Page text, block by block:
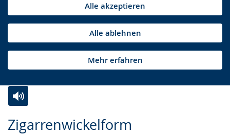
Alle akzeptieren
Alle ablehnen
Mehr erfahren
Zigarrenwickelform
Leichten
Audio-
Video